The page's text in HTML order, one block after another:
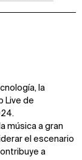
la
Live de
música a gran
el escenario
a